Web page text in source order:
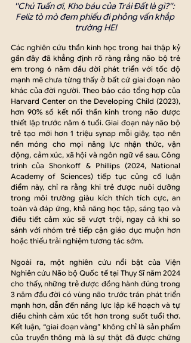
''Chú Tuấn ơi, Kho báu của Trái Đất là gì?'':
Feliz tò mò đem phiếu đi phỏng vấn khắp
trường HEI
Các nghiên cứu thần kinh học trong hai thập kỷ
gần đây đã khẳng định rõ ràng rằng não bộ trẻ
em trong 6 năm đầu đời phát triển với tốc độ
mạnh mẽ chưa từng thấy ở bất cứ giai đoạn nào
khác của đời người. Theo báo cáo tổng hợp của
Harvard Center on the Developing Child (2023),
hơn 90% số kết nối thần kinh trong não được
thiết lập trước năm 6 tuổi. Giai đoạn này não bộ
trẻ tạo mới hơn 1 triệu synap mỗi giây, tạo nên
nền móng cho mọi năng lực nhận thức, vận
động, cảm xúc, xã hội và ngôn ngữ về sau. Công
trình của Shonkoff & Phillips (2024, National
Academy of Sciences) tiếp tục củng cố luận
điểm này, chỉ ra rằng khi trẻ được nuôi dưỡng
trong môi trường giàu kích thích tích cực, an
toàn và đáp ứng, khả năng học tập, sáng tạo và
điều tiết cảm xúc sẽ vượt trội, ngay cả khi so
sánh với nhóm trẻ tiếp cận giáo dục muộn hơn
hoặc thiếu trải nghiệm tương tác sớm.
Ngoài ra, một nghiên cứu nổi bật của Viện
Nghiên cứu Não bộ Quốc tế tại Thụy Sĩ năm 2024
cho thấy, những trẻ được đồng hành đúng trong
3 năm đầu đời có vùng não trước trán phát triển
mạnh hơn, dẫn đến năng lực lập kế hoạch và tự
điều chỉnh cảm xúc tốt hơn trong suốt tuổi thơ.
Kết luận, “giai đoạn vàng” không chỉ là sản phẩm
của truyền thông mà là sự thật đã được chứng